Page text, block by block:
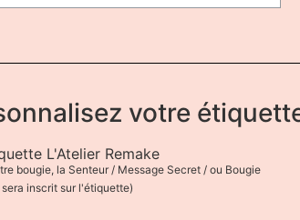
votre
L'Atelier Remake
bougie, la Senteur / Message Secret / ou Bougie
inscrit sur l'étiquette)